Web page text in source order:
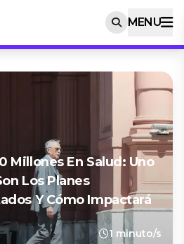
MENU
Millones En Salud: Uno
Los Planes
Y Cómo Impactará
1 minuto/s